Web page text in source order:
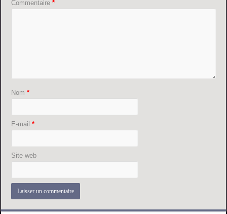
Commentaire*
Nom*
E-mail*
Site web